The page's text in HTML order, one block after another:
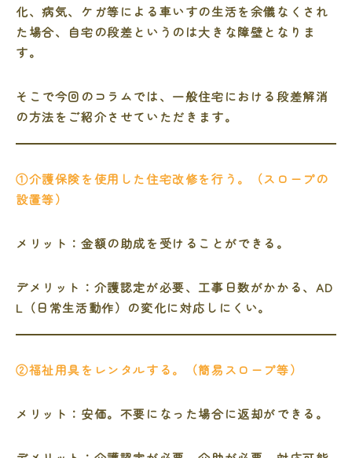
化、病気、ケガ等による車いすの生活を余儀なくされ
た場合、自宅の段差というのは大きな障壁となりま
す。
そこで今回のコラムでは、一般住宅における段差解消
の方法をご紹介させていただきます。
①介護保険を使用した住宅改修を行う。（スロープの
設置等）
メリット：金額の助成を受けることができる。
デメリット：介護認定が必要、工事日数がかかる、AD
L（日常生活動作）の変化に対応しにくい。
②福祉用具をレンタルする。（簡易スロープ等）
メリット：安価。不要になった場合に返却ができる。